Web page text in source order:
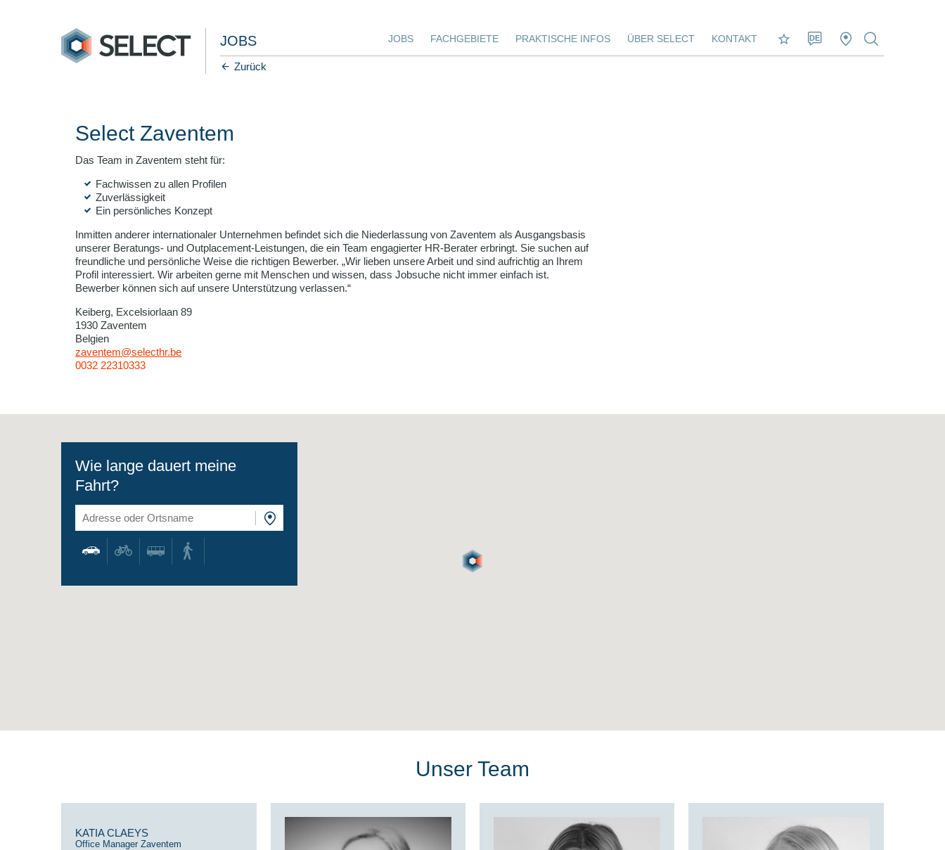
JOBS JOBS FACHGEBIETE PRAKTISCHE INFOS ÜBER SELECT KONTAKT DE
Zurück
Select Zaventem
Das Team in Zaventem steht für:
Fachwissen zu allen Profilen
Zuverlässigkeit
Ein persönliches Konzept
Inmitten anderer internationaler Unternehmen befindet sich die Niederlassung von Zaventem als Ausgangsbasis
unserer Beratungs- und Outplacement-Leistungen, die ein Team engagierter HR-Berater erbringt. Sie suchen auf
freundliche und persönliche Weise die richtigen Bewerber. „Wir lieben unsere Arbeit und sind aufrichtig an Ihrem
Profil interessiert. Wir arbeiten gerne mit Menschen und wissen, dass Jobsuche nicht immer einfach ist.
Bewerber können sich auf unsere Unterstützung verlassen.“
Keiberg, Excelsiorlaan 89
1930 Zaventem
Belgien
zaventem@selecthr.be
0032 22310333
Wie lange dauert meine
Fahrt?
Unser Team
KATIA CLAEYS
Office Manager Zaventem